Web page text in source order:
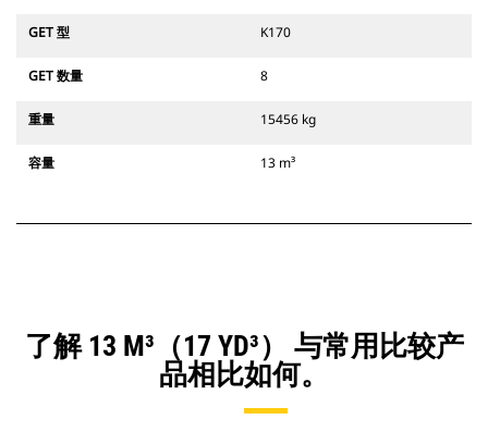
GET 型 K170
GET 数量 8
重量 15456 kg
容量 13 m³
了解 13 M³（17 YD³） 与常用比较产
品相比如何。